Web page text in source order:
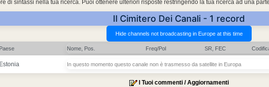
di sintassi nella tua ricerca. Puoi ottenere ulteriori risposte restringendo la tua ricerca ad una
Il Cimitero Dei Canali - 1 record
Paese Nome, Pos. Freq/Pol SR, FEC
Estonia In questo momento questo canale non è trasmesso da satellite in Europa
I Tuoi commenti / Aggiornamenti